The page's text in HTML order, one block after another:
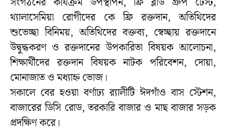
থ্যালাসেমিয়া রোগীদের কে ফ্রি রক্তদান, অতিথিদের
শুভেচ্ছা বিনিময়, অতিথিদের বক্তব্য, স্বেচ্ছায় রক্তদানে
উদ্বুদ্ধকরণ ও রক্তদানের উপকারিতা বিষয়ক আলোচনা,
শিক্ষার্থীদের রক্তদান বিষয়ক নাটক পরিবেশন, দোয়া,
মোনাজাত ও মধ্যাহ্ন ভোজ।
সকালে বের হওয়া বর্ণাঢ্য র‌্যালীটি ঈদগাঁও বাস স্টেশন,
বাজারের ডিসি রোড, তরকারি বাজার ও মাছ বাজার সড়ক
প্রদক্ষিণ করে।